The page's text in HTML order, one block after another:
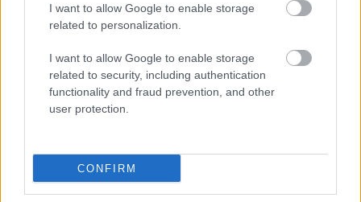
I want to allow Google to enable storage
related to personalization.
I want to allow Google to enable storage
related to security, including authentication
functionality and fraud prevention, and other
user protection.
CONFIRM
χαμηλότερες αυξήσεις δόθηκαν στη Γαλλία
(+2,1%) και στη Μάλτα (+2,9%).